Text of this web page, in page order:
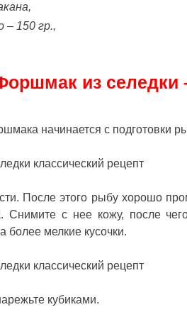
– 150 гр.,
из селедки
начинается с подготовки
После этого рыбу хорошо
Снимите с нее кожу, после
более мелкие кусочки.
кубиками.